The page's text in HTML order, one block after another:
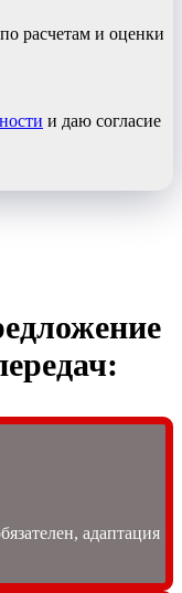
расчетам и оценки
и даю согласие
адаптация